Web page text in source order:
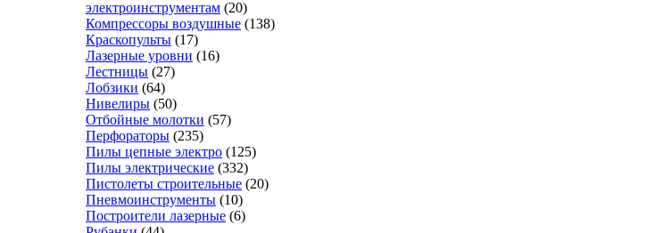
электроинструментам (20)
Компрессоры воздушные (138)
Краскопульты (17)
Лазерные уровни (16)
Лестницы (27)
Лобзики (64)
Нивелиры (50)
Отбойные молотки (57)
Перфораторы (235)
Пилы цепные электро (125)
Пилы электрические (332)
Пистолеты строительные (20)
Пневмоинструменты (10)
Построители лазерные (6)